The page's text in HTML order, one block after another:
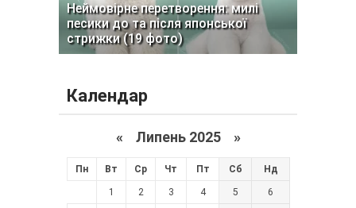
Неймовірне перетворення: милі
песики до та після японської
стрижки (19 фото)
Календар
« Липень 2025 »
Пн Вт Ср Чт Пт Сб Нд
1 2 3 4 5 6